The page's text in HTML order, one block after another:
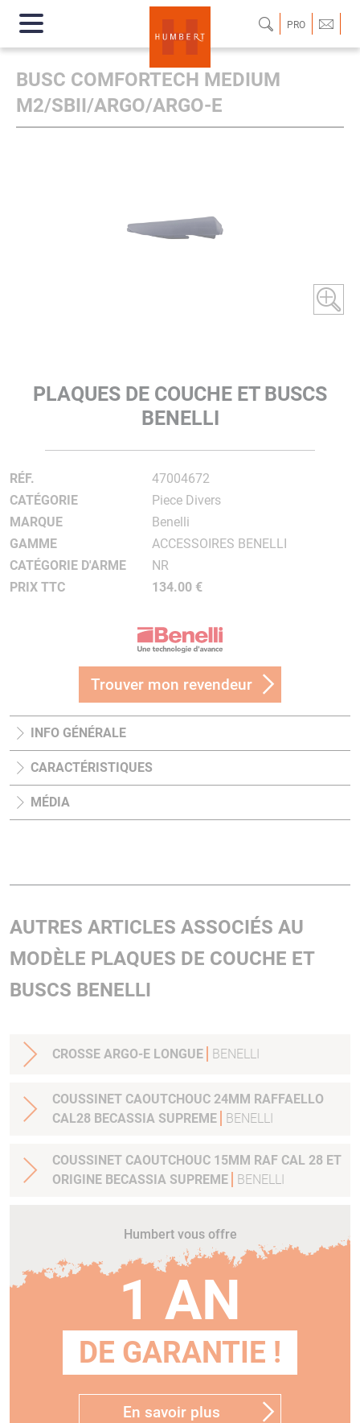
PRO
BUSC COMFORTECH MEDIUM
M2/SBII/ARGO/ARGO-E
PLAQUES DE COUCHE ET BUSCS
BENELLI
RÉF.
47004672
CATÉGORIE
Piece Divers
MARQUE
Benelli
GAMME
ACCESSOIRES BENELLI
CATÉGORIE D'ARME
NR
PRIX TTC
134.00 €
Trouver mon revendeur
INFO GÉNÉRALE
CARACTÉRISTIQUES
MÉDIA
AUTRES ARTICLES ASSOCIÉS AU
MODÈLE PLAQUES DE COUCHE ET
BUSCS BENELLI
CROSSE ARGO-E LONGUE BENELLI
COUSSINET CAOUTCHOUC 24MM RAFFAELLO
CAL28 BECASSIA SUPREME
BENELLI
COUSSINET CAOUTCHOUC 15MM RAF CAL 28 ET
ORIGINE BECASSIA SUPREME
BENELLI
Humbert vous offre
1 AN
DE GARANTIE !
En savoir plus